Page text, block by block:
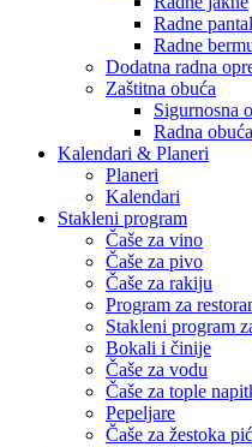
Radne
Radne
Dodatna radna
Zaštitna obuća
Sigurnosna
Radna obuća
Kalendari & Planeri
Planeri
Kalendari
Stakleni program
Čaše za vino
Čaše za pivo
Čaše za rakiju
Program za
Stakleni program
Bokali i činije
Čaše za vodu
Čaše za tople
Pepeljare
Čaše za žestoka